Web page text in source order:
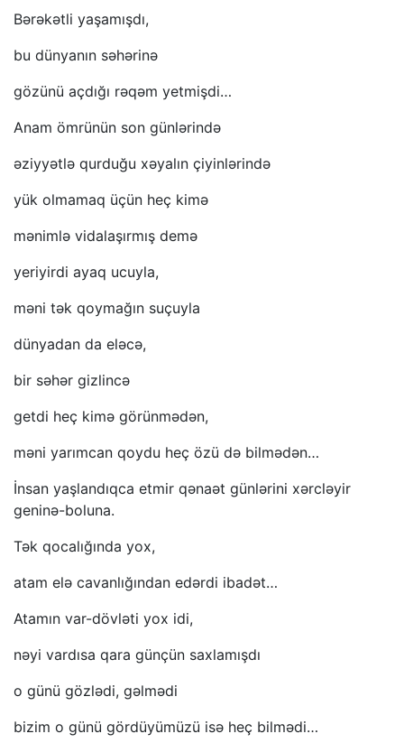
Bərəkətli yaşamışdı,
bu dünyanın səhərinə
gözünü açdığı rəqəm yetmişdi…
Anam ömrünün son günlərində
əziyyətlə qurduğu xəyalın çiyinlərində
yük olmamaq üçün heç kimə
mənimlə vidalaşırmış demə
yeriyirdi ayaq ucuyla,
məni tək qoymağın suçuyla
dünyadan da eləcə,
bir səhər gizlincə
getdi heç kimə görünmədən,
məni yarımcan qoydu heç özü də bilmədən…
İnsan yaşlandıqca etmir qənaət günlərini xərcləyir
geninə-boluna.
Tək qocalığında yox,
atam elə cavanlığından edərdi ibadət…
Atamın var-dövləti yox idi,
nəyi vardısa qara günçün saxlamışdı
o günü gözlədi, gəlmədi
bizim o günü gördüyümüzü isə heç bilmədi…